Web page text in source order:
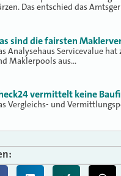
Das entschied das
sind die fairsten
Analysehaus Servicevalue
Maklerpools aus…
vermittelt keine
Vergleichs- und